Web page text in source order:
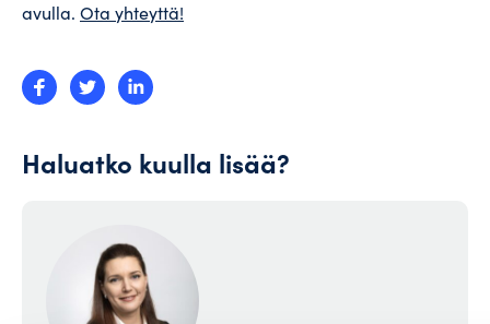
avulla. Ota yhteyttä!
Haluatko kuulla lisää?